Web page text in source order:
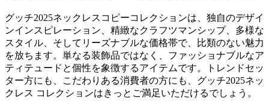
グッチ2025ネックレスコピーコレクションは、独自のデザイ
ンインスピレーション、精緻なクラフツマンシップ、多様な
スタイル、そしてリーズナブルな価格帯で、比類のない魅力
を放ちます。単なる装飾品ではなく、ファッショナブルなア
ティテュードと個性を象徴するアイテムです。トレンドセッ
ター方にも、こだわりある消費者の方にも、グッチ2025ネッ
クレス コレクションはきっとご満足いただけるでしょう。